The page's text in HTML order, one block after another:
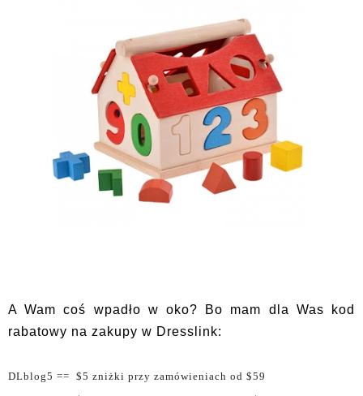
A Wam coś wpadło w oko? Bo mam dla Was kod
rabatowy na zakupy w Dresslink:
DLblog5 == $5 zniżki przy zamówieniach od $59